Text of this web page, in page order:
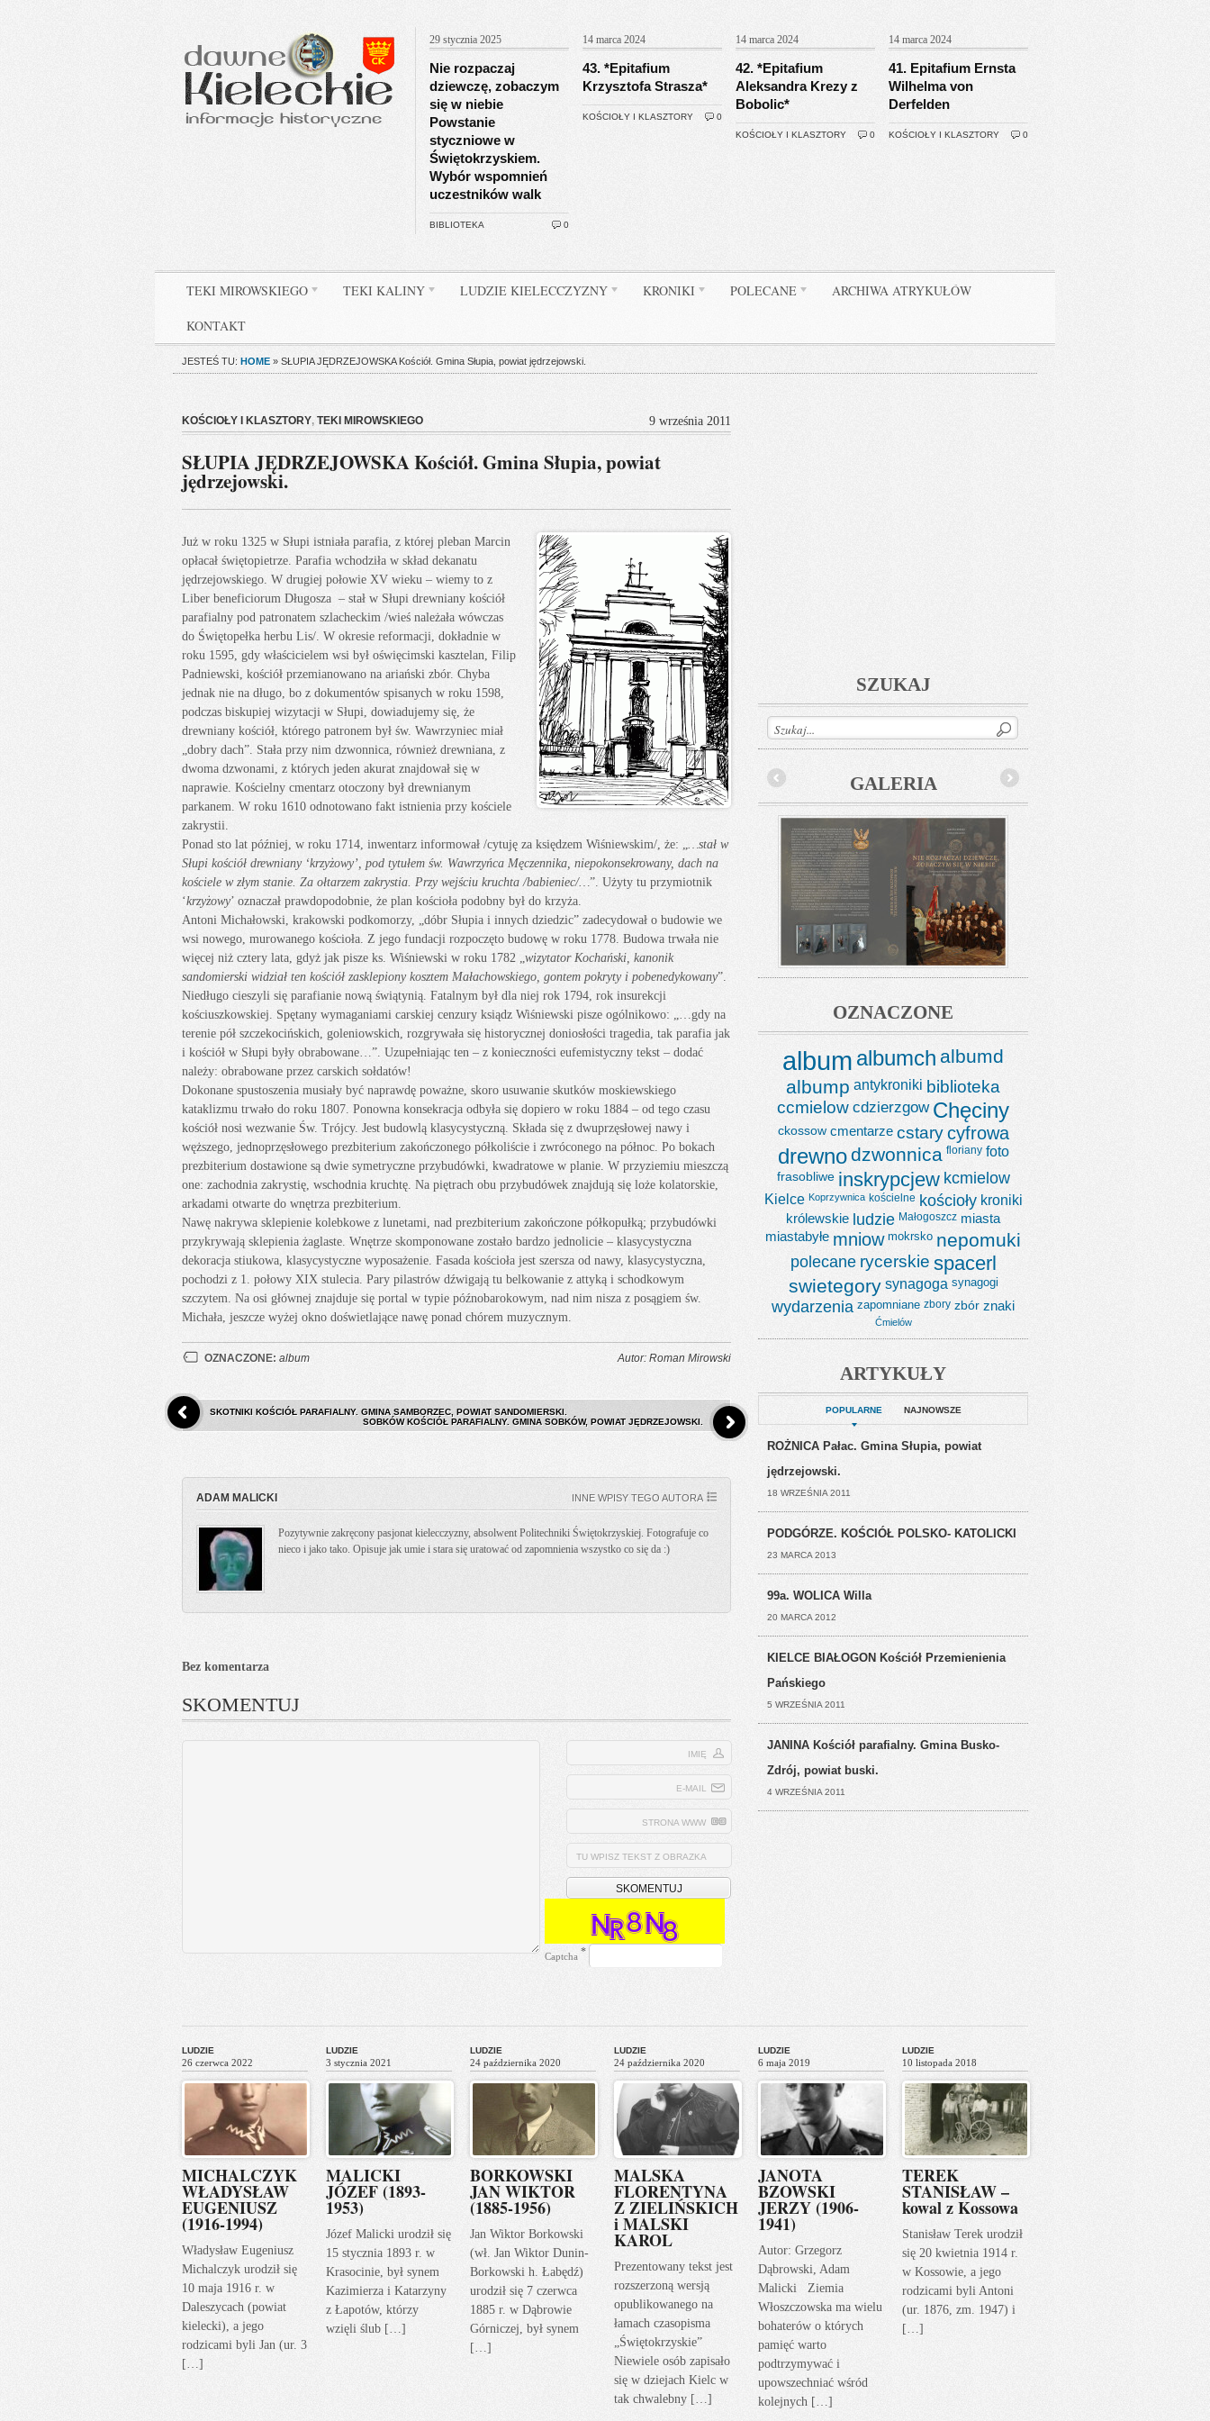
29 stycznia 2025
Nie rozpaczaj
dziewczę, zobaczym
się w niebie
Powstanie
styczniowe w
Świętokrzyskiem.
Wybór wspomnień
uczestników walk
BIBLIOTEKA 0
14 marca 2024
43. *Epitafium
Krzysztofa Strasza*
KOŚCIOŁY I KLASZTORY 0
14 marca 2024
42. *Epitafium
Aleksandra Krezy z
Bobolic*
KOŚCIOŁY I KLASZTORY 0
14 marca 2024
41. Epitafium Ernsta
Wilhelma von
Derfelden
KOŚCIOŁY I KLASZTORY 0
TEKI MIROWSKIEGO TEKI KALINY LUDZIE KIELECCZYZNY KRONIKI POLECANE ARCHIWA ATRYKUŁÓW
KONTAKT
JESTEŚ TU: HOME » SŁUPIA JĘDRZEJOWSKA Kościół. Gmina Słupia, powiat jędrzejowski.
KOŚCIOŁY I KLASZTORY, TEKI MIROWSKIEGO 9 września 2011
SŁUPIA JĘDRZEJOWSKA Kościół. Gmina Słupia, powiat
jędrzejowski.
Już w roku 1325 w Słupi istniała parafia, z której pleban Marcin
opłacał świętopietrze. Parafia wchodziła w skład dekanatu
jędrzejowskiego. W drugiej połowie XV wieku – wiemy to z
Liber beneficiorum Długosza – stał w Słupi drewniany kościół
parafialny pod patronatem szlacheckim /wieś należała wówczas
do Świętopełka herbu Lis/. W okresie reformacji, dokładnie w
roku 1595, gdy właścicielem wsi był oświęcimski kasztelan, Filip
Padniewski, kościół przemianowano na ariański zbór. Chyba
jednak nie na długo, bo z dokumentów spisanych w roku 1598,
podczas biskupiej wizytacji w Słupi, dowiadujemy się, że
drewniany kościół, którego patronem był św. Wawrzyniec miał
„dobry dach”. Stała przy nim dzwonnica, również drewniana, z
dwoma dzwonami, z których jeden akurat znajdował się w
naprawie. Kościelny cmentarz otoczony był drewnianym
parkanem. W roku 1610 odnotowano fakt istnienia przy kościele
zakrystii.
Ponad sto lat później, w roku 1714, inwentarz informował /cytuję za księdzem Wiśniewskim/, że: „…stał w
Słupi kościół drewniany ‘krzyżowy’, pod tytułem św. Wawrzyńca Męczennika, niepokonsekrowany, dach na
kościele w złym stanie. Za ołtarzem zakrystia. Przy wejściu kruchta /babieniec/…”. Użyty tu przymiotnik
‘krzyżowy’ oznaczał prawdopodobnie, że plan kościoła podobny był do krzyża.
Antoni Michałowski, krakowski podkomorzy, „dóbr Słupia i innych dziedzic” zadecydował o budowie we
wsi nowego, murowanego kościoła. Z jego fundacji rozpoczęto budowę w roku 1778. Budowa trwała nie
więcej niż cztery lata, gdyż jak pisze ks. Wiśniewski w roku 1782 „wizytator Kochański, kanonik
sandomierski widział ten kościół zasklepiony kosztem Małachowskiego, gontem pokryty i pobenedykowany”.
Niedługo cieszyli się parafianie nową świątynią. Fatalnym był dla niej rok 1794, rok insurekcji
kościuszkowskiej. Spętany wymaganiami carskiej cenzury ksiądz Wiśniewski pisze ogólnikowo: „…gdy na
terenie pół szczekocińskich, goleniowskich, rozgrywała się historycznej doniosłości tragedia, tak parafia jak
i kościół w Słupi były obrabowane…”. Uzupełniając ten – z konieczności eufemistyczny tekst – dodać
należy: obrabowane przez carskich sołdatów!
Dokonane spustoszenia musiały być naprawdę poważne, skoro usuwanie skutków moskiewskiego
kataklizmu trwało do roku 1807. Ponowna konsekracja odbyła się dopiero w roku 1884 – od tego czasu
kościół nosi wezwanie Św. Trójcy. Jest budowlą klasycystyczną. Składa się z dwuprzęsłowej nawy i
węższego, jednoprzęsłowego prezbiterium zakończonego półkoliście i zwróconego na północ. Po bokach
prezbiterium dostawione są dwie symetryczne przybudówki, kwadratowe w planie. W przyziemiu mieszczą
one: zachodnia zakrystię, wschodnia kruchtę. Na piętrach obu przybudówek znajdują się loże kolatorskie,
arkadami otwarte do wnętrza prezbiterium.
Nawę nakrywa sklepienie kolebkowe z lunetami, nad prezbiterium zakończone półkopułką; przybudówki
przykrywają sklepienia żaglaste. Wnętrze skomponowane zostało bardzo jednolicie – klasycystyczna
dekoracja stiukowa, klasycystyczne wyposażenie. Fasada kościoła jest szersza od nawy, klasycystyczna,
pochodzi z 1. połowy XIX stulecia. Pary pilastrów dźwigają tu belkowanie z attyką i schodkowym
szczytem. Na osi głównej znajduje się portal w typie późnobarokowym, nad nim nisza z posągiem św.
Michała, jeszcze wyżej okno doświetlające nawę ponad chórem muzycznym.
OZNACZONE: album Autor: Roman Mirowski
SKOTNIKI KOŚCIÓŁ PARAFIALNY. GMINA SAMBORZEC, POWIAT SANDOMIERSKI.
SOBKÓW KOŚCIÓŁ PARAFIALNY. GMINA SOBKÓW, POWIAT JĘDRZEJOWSKI.
ADAM MALICKI INNE WPISY TEGO AUTORA
Pozytywnie zakręcony pasjonat kielecczyzny, absolwent Politechniki Świętokrzyskiej. Fotografuje co
nieco i jako tako. Opisuje jak umie i stara się uratować od zapomnienia wszystko co się da :)
Bez komentarza
SKOMENTUJ
IMIĘ
E-MAIL
STRONA WWW
TU WPISZ TEKST Z OBRAZKA
Captcha *
SZUKAJ
GALERIA
OZNACZONE
album albumch albumd
albump antykroniki biblioteka
ccmielow cdzierzgow Chęciny
ckossow cmentarze cstary cyfrowa
drewnodzwonnica floriany foto
frasobliwe inskrypcjew kcmielow
Kielce Koprzywnica kościelne kościoły kroniki
królewskie ludzie Małogoszcz miasta
miastabyłe mniow mokrsko nepomuki
polecane rycerskie spacerl
swietegory synagoga synagogi
wydarzenia zapomniane zbory zbór znaki
Ćmielów
ARTYKUŁY
POPULARNE NAJNOWSZE
ROŻNICA Pałac. Gmina Słupia, powiat
jędrzejowski.
18 WRZEŚNIA 2011
PODGÓRZE. KOŚCIÓŁ POLSKO- KATOLICKI
23 MARCA 2013
99a. WOLICA Willa
20 MARCA 2012
KIELCE BIAŁOGON Kościół Przemienienia
Pańskiego
5 WRZEŚNIA 2011
JANINA Kościół parafialny. Gmina Busko-
Zdrój, powiat buski.
4 WRZEŚNIA 2011
LUDZIE
26 czerwca 2022
MICHALCZYK
WŁADYSŁAW
EUGENIUSZ
(1916-1994)
Władysław Eugeniusz
Michalczyk urodził się
10 maja 1916 r. w
Daleszycach (powiat
kielecki), a jego
rodzicami byli Jan (ur. 3
[…]
LUDZIE
3 stycznia 2021
MALICKI
JÓZEF (1893-
1953)
Józef Malicki urodził się
15 stycznia 1893 r. w
Krasocinie, był synem
Kazimierza i Katarzyny
z Łapotów, którzy
wzięli ślub […]
LUDZIE
24 października 2020
BORKOWSKI
JAN WIKTOR
(1885-1956)
Jan Wiktor Borkowski
(wł. Jan Wiktor Dunin-
Borkowski h. Łabędź)
urodził się 7 czerwca
1885 r. w Dąbrowie
Górniczej, był synem
[…]
LUDZIE
24 października 2020
MALSKA
FLORENTYNA
Z ZIELIŃSKICH
i MALSKI
KAROL
Prezentowany tekst jest
rozszerzoną wersją
opublikowanego na
łamach czasopisma
„Świętokrzyskie”
Niewiele osób zapisało
się w dziejach Kielc w
tak chwalebny […]
LUDZIE
6 maja 2019
JANOTA
BZOWSKI
JERZY (1906-
1941)
Autor: Grzegorz
Dąbrowski, Adam
Malicki Ziemia
Włoszczowska ma wielu
bohaterów o których
pamięć warto
podtrzymywać i
upowszechniać wśród
kolejnych […]
LUDZIE
10 listopada 2018
TEREK
STANISŁAW –
kowal z Kossowa
Stanisław Terek urodził
się 20 kwietnia 1914 r.
w Kossowie, a jego
rodzicami byli Antoni
(ur. 1876, zm. 1947) i
[…]